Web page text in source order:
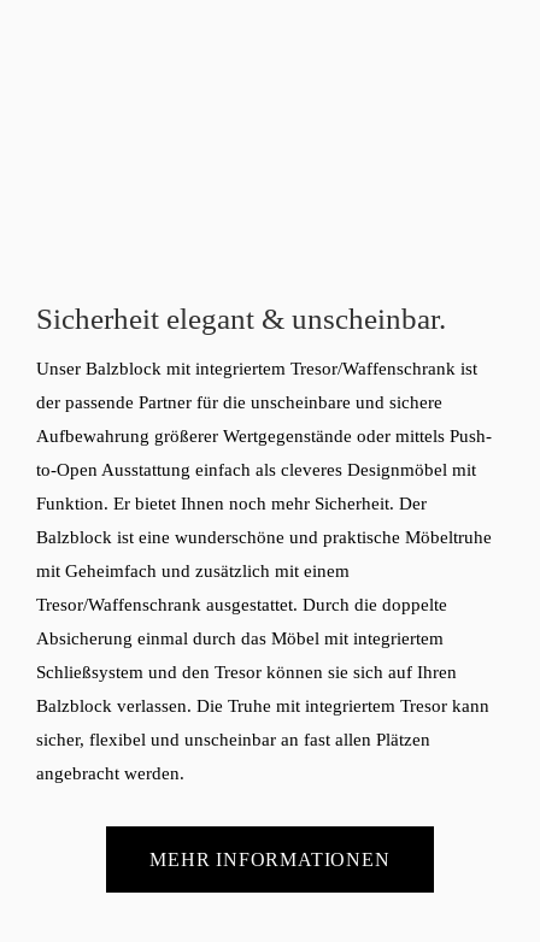
Sicherheit elegant & unscheinbar.
Unser Balzblock mit integriertem Tresor/Waffenschrank ist
der passende Partner für die unscheinbare und sichere
Aufbewahrung größerer Wertgegenstände oder mittels Push-
to-Open Ausstattung einfach als cleveres Designmöbel mit
Funktion. Er bietet Ihnen noch mehr Sicherheit. Der
Balzblock ist eine wunderschöne und praktische Möbeltruhe
mit Geheimfach und zusätzlich mit einem
Tresor/Waffenschrank ausgestattet. Durch die doppelte
Absicherung einmal durch das Möbel mit integriertem
Schließsystem und den Tresor können sie sich auf Ihren
Balzblock verlassen. Die Truhe mit integriertem Tresor kann
sicher, flexibel und unscheinbar an fast allen Plätzen
angebracht werden.
MEHR INFORMATIONEN